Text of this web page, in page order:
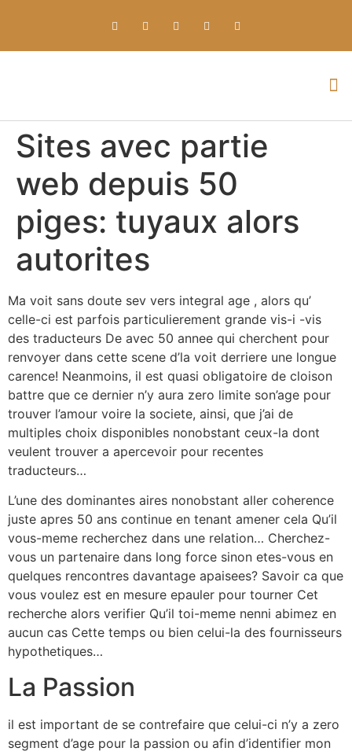
Sites avec partie
web depuis 50
piges: tuyaux alors
autorites
Ma voit sans doute sev vers integral age , alors qu’
celle-ci est parfois particulierement grande vis-i -vis
des traducteurs De avec 50 annee qui cherchent pour
renvoyer dans cette scene d’la voit derriere une longue
carence! Neanmoins, il est quasi obligatoire de cloison
battre que ce dernier n’y aura zero limite son’age pour
trouver l’amour voire la societe, ainsi, que j’ai de
multiples choix disponibles nonobstant ceux-la dont
veulent trouver a apercevoir pour recentes
traducteurs…
L’une des dominantes aires nonobstant aller coherence
juste apres 50 ans continue en tenant amener cela Qu’il
vous-meme recherchez dans une relation… Cherchez-
vous un partenaire dans long force sinon etes-vous en
quelques rencontres davantage apaisees? Savoir ca que
vous voulez est en mesure epauler pour tourner Cet
recherche alors verifier Qu’il toi-meme nenni abimez en
aucun cas Cette temps ou bien celui-la des fournisseurs
hypothetiques…
La Passion
il est important de se contrefaire que celui-ci n’y a zero
segment d’age pour la passion ou afin d’identifier mon